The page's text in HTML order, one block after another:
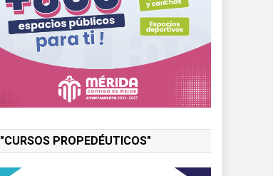
"CURSOS PROPEDÉUTICOS"